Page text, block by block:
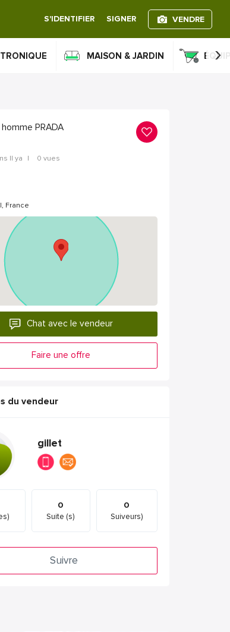
S'IDENTIFIER SIGNER VENDRE
MAISON & JARDIN ›
PRADA
Il ya | 0 vues
France
Chat avec le vendeur
Faire une offre
du vendeur
gillet
0
Suite (s)
0
Suiveurs)
Suivre